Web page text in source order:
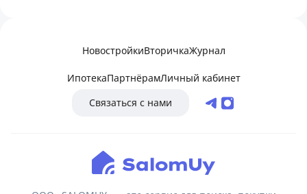
НовостройкиВторичкаЖурнал
ИпотекаПартнёрамЛичный кабинет
Связаться с нами